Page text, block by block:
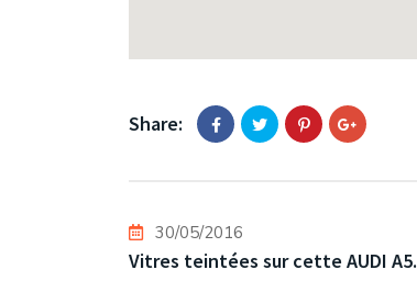
Share:
30/05/2016
Vitres teintées sur cette AUDI A5.